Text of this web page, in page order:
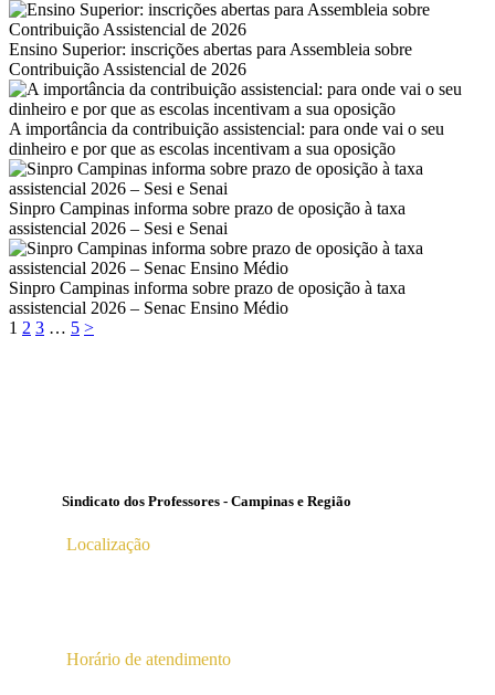
Ensino Superior: inscrições abertas para Assembleia sobre
Contribuição Assistencial de 2026
A importância da contribuição assistencial: para onde vai o seu
dinheiro e por que as escolas incentivam a sua oposição
Sinpro Campinas informa sobre prazo de oposição à taxa
assistencial 2026 – Sesi e Senai
Sinpro Campinas informa sobre prazo de oposição à taxa
assistencial 2026 – Senac Ensino Médio
Paginação
Page
1 Page
2 Page
3 … Page
5 >
Sindicato dos Professores - Campinas e Região
Localização
Horário de atendimento